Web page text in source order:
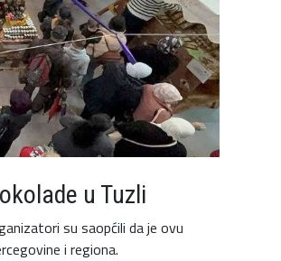
u Tuzli
su saopćili da je ovu
i regiona.